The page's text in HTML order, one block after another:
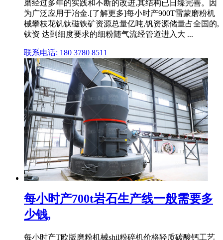
磨经过多年的实践和不断的改进,其结构已日臻完善。因
为广泛应用于冶金.[了解更多]每小时产900T雷蒙磨粉机
械攀枝花钒钛磁铁矿资源总量亿吨,钒资源储量占全国的,
钛资 达到细度要求的细粉随气流经管道进入大 ...
联系电话: 180 3780 8511
每小时产700t岩石生产线一般需要多
少钱,
每小时产T欧版磨粉机械shil粉碎机价格轻质碳酸钙工艺